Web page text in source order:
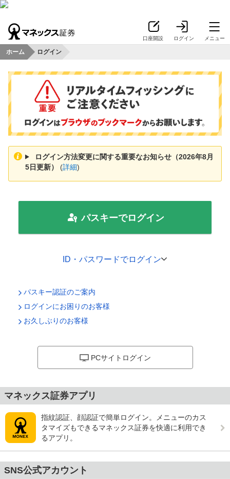
口座開設 ログイン メニュー
ホーム ログイン
ログイン方法変更に関する重要なお知らせ（2026年8月
5日更新）
(詳細)
パスキーでログイン
ID・パスワードでログイン
ログインID（ 保存）
パスキー認証のご案内
ログインにお困りのお客様
お久しぶりのお客様
PCサイトログイン
マネックス証券アプリ
指紋認証、顔認証で簡単ログイン。メニューのカス
タマイズもできるマネックス証券を快適に利用でき
るアプリ。
SNS公式アカウント